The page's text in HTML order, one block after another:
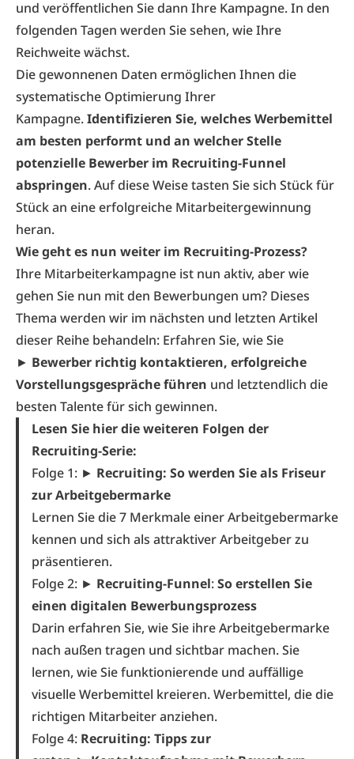
und veröffentlichen Sie dann Ihre Kampagne. In den
folgenden Tagen werden Sie sehen, wie Ihre
Reichweite wächst.
Die gewonnenen Daten ermöglichen Ihnen die
systematische Optimierung Ihrer
Kampagne.Identifizieren Sie, welches Werbemittel
am besten performt und an welcher Stelle
potenzielle Bewerber im Recruiting-Funnel
abspringen. Auf diese Weise tasten Sie sich Stück für
Stück an eine erfolgreiche Mitarbeitergewinnung
heran.
Wie geht es nun weiter im Recruiting-Prozess?
Ihre Mitarbeiterkampagne ist nun aktiv, aber wie
gehen Sie nun mit den Bewerbungen um? Dieses
Thema werden wir im nächsten und letzten Artikel
dieser Reihe behandeln: Erfahren Sie, wie Sie
► Bewerber richtig kontaktieren, erfolgreiche
Vorstellungsgespräche führen und letztendlich die
besten Talente für sich gewinnen.
Lesen Sie hier die weiteren Folgen der
Recruiting-Serie:
Folge 1: ► Recruiting: So werden Sieals Friseur
zur Arbeitgebermarke
Lernen Sie die 7 Merkmale einer Arbeitgebermarke
kennen und sich als attraktiver Arbeitgeber zu
präsentieren.
Folge 2: ► Recruiting-Funnel:So erstellen Sie
einen digitalen Bewerbungsprozess
Darin erfahren Sie, wie Sie ihre Arbeitgebermarke
nach außen tragen und sichtbar machen. Sie
lernen, wie Sie funktionierende und auffällige
visuelle Werbemittel kreieren. Werbemittel, die die
richtigen Mitarbeiter anziehen.
Folge 4: Recruiting: Tipps zur